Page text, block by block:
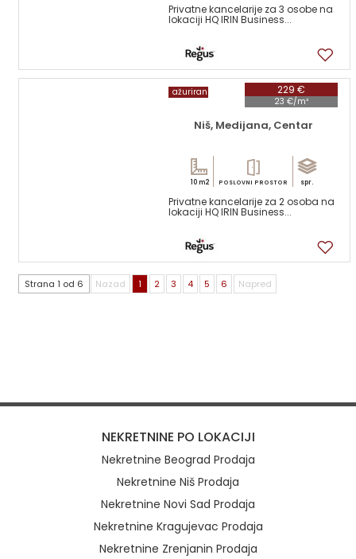
Privatne kancelarije za 3 osobe na
lokaciji HQ IRIN Business...
229 €
23 €/m²
ažuriran
Niš, Medijana, Centar
10 m2 POSLOVNI PROSTOR spr.
Privatne kancelarije za 2 osoba na
lokaciji HQ IRIN Business...
Strana 1 od 6 Nazad 1 2 3 4 5 6 Napred
NEKRETNINE PO LOKACIJI
Nekretnine Beograd Prodaja
Nekretnine Niš Prodaja
Nekretnine Novi Sad Prodaja
Nekretnine Kragujevac Prodaja
Nekretnine Zrenjanin Prodaja